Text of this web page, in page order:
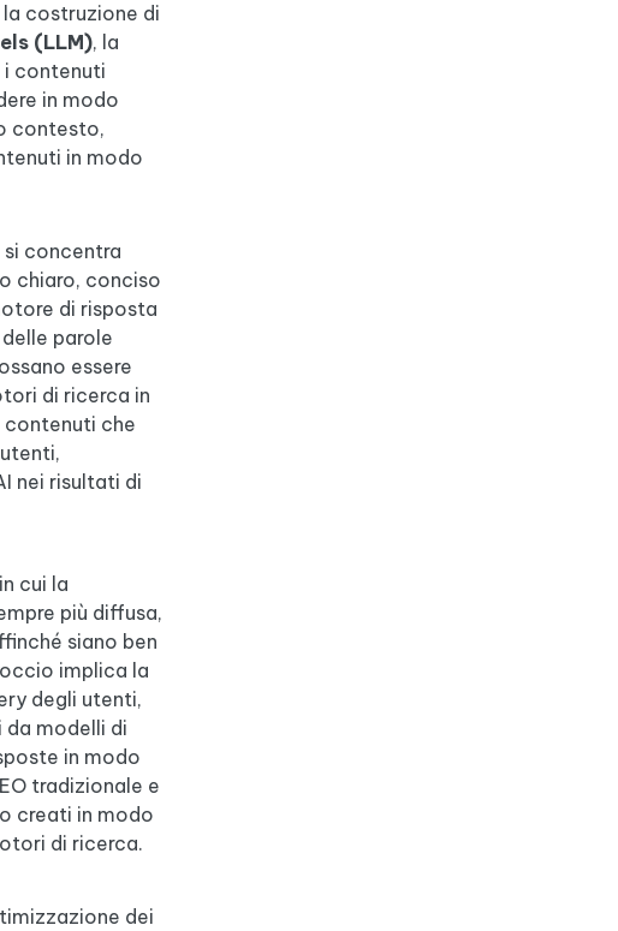
costruzione di
(LLM), la
i contenuti
in modo
contesto,
in modo
si concentra
chiaro, conciso
di risposta
parole
essere
di ricerca in
contenuti che
nei risultati di
cui la
più diffusa,
siano ben
implica la
degli utenti,
modelli di
in modo
tradizionale e
creati in modo
di ricerca.
dei